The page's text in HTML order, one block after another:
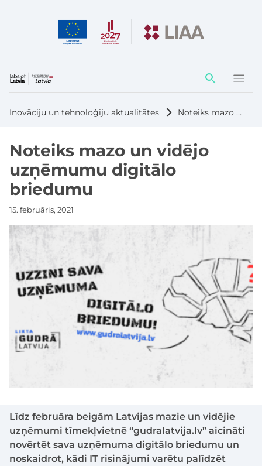
Darbības
elementi
Inovāciju un tehnoloģiju aktualitātes Noteiks mazo un vidējo uzņēmumu digitālo briedumu
Noteiks mazo un vidējo
uzņēmumu digitālo
briedumu
15. februāris, 2021
Līdz februāra beigām Latvijas mazie un vidējie
uzņēmumi tīmekļvietnē “gudralatvija.lv” aicināti
novērtēt sava uzņēmuma digitālo briedumu un
noskaidrot, kādi IT risinājumi varētu palīdzēt